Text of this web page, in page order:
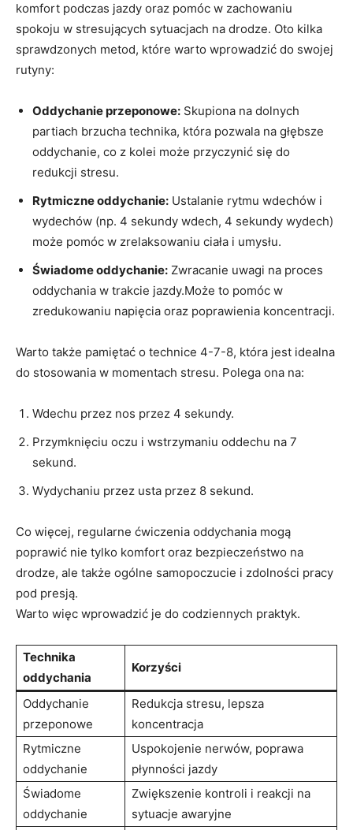
komfort podczas jazdy oraz pomóc w zachowaniu
spokoju w stresujących sytuacjach na drodze. Oto kilka
sprawdzonych metod, które warto wprowadzić do swojej
rutyny:
Oddychanie przeponowe: Skupiona na dolnych
partiach brzucha technika, która pozwala na głębsze
oddychanie, co z kolei może przyczynić się do
redukcji stresu.
Rytmiczne oddychanie: Ustalanie rytmu wdechów i
wydechów (np. 4 sekundy wdech, 4 sekundy wydech)
może pomóc w zrelaksowaniu ciała i umysłu.
Świadome oddychanie: Zwracanie uwagi na proces
oddychania w trakcie jazdy.Może to pomóc w
zredukowaniu napięcia oraz poprawienia koncentracji.
Warto także pamiętać o technice 4-7-8, która jest idealna
do stosowania w momentach stresu. Polega ona na:
Wdechu przez nos przez 4 sekundy.
Przymknięciu oczu i wstrzymaniu oddechu na 7
sekund.
Wydychaniu przez usta przez 8 sekund.
Co więcej, regularne ćwiczenia oddychania mogą
poprawić nie tylko komfort oraz bezpieczeństwo na
drodze, ale także ogólne samopoczucie i zdolności pracy
pod presją.
Warto więc wprowadzić je do codziennych praktyk.
Technika
oddychania
Korzyści
Oddychanie
przeponowe
Redukcja stresu, lepsza
koncentracja
Rytmiczne
oddychanie
Uspokojenie nerwów, poprawa
płynności jazdy
Świadome
oddychanie
Zwiększenie kontroli i reakcji na
sytuacje awaryjne